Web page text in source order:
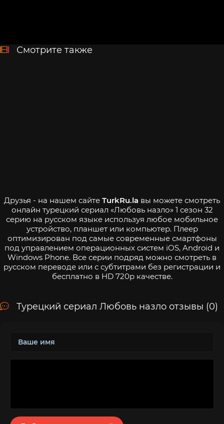
Смотрите также
Друзья - на нашем сайте TurkRu.la вы можете смотреть
онлайн турецкий сериал «Любовь назло» 1 сезон 32
серию на русском языке используя любое мобильное
устройство, планшет или компьютер. Плеер
оптимизирован под самые современные смартфоны
под управлением операционных систем iOS, Android и
Windows Phone. Все серии подряд можно смотреть в
русском переводе или с субтитрами без регистрации и
бесплатно в HD 720p качестве.
Турецкий сериал Любовь назло отзывы (0)